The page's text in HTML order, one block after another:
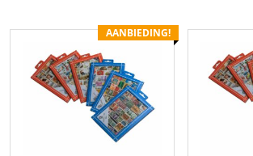
AANBIEDING!